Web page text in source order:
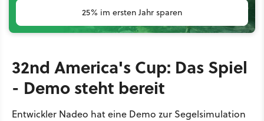
25% im ersten Jahr sparen
32nd America's Cup: Das Spiel
- Demo steht bereit
Entwickler Nadeo hat eine Demo zur Segelsimulation